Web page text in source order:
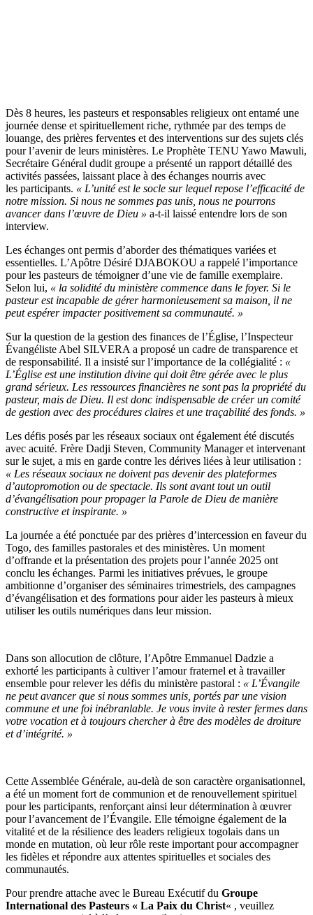
Dès 8 heures, les pasteurs et responsables religieux ont entamé une
journée dense et spirituellement riche, rythmée par des temps de
louange, des prières ferventes et des interventions sur des sujets clés
pour l’avenir de leurs ministères. Le Prophète TENU Yawo Mawuli,
Secrétaire Général dudit groupe a présenté un rapport détaillé des
activités passées, laissant place à des échanges nourris avec
les participants. « L’unité est le socle sur lequel repose l’efficacité de
notre mission. Si nous ne sommes pas unis, nous ne pourrons
avancer dans l’œuvre de Dieu » a-t-il laissé entendre lors de son
interview.
Les échanges ont permis d’aborder des thématiques variées et
essentielles. L’Apôtre Désiré DJABOKOU a rappelé l’importance
pour les pasteurs de témoigner d’une vie de famille exemplaire.
Selon lui, « la solidité du ministère commence dans le foyer. Si le
pasteur est incapable de gérer harmonieusement sa maison, il ne
peut espérer impacter positivement sa communauté. »
Sur la question de la gestion des finances de l’Église, l’Inspecteur
Évangéliste Abel SILVERA a proposé un cadre de transparence et
de responsabilité. Il a insisté sur l’importance de la collégialité : «
L’Église est une institution divine qui doit être gérée avec le plus
grand sérieux. Les ressources financières ne sont pas la propriété du
pasteur, mais de Dieu. Il est donc indispensable de créer un comité
de gestion avec des procédures claires et une traçabilité des fonds. »
Les défis posés par les réseaux sociaux ont également été discutés
avec acuité. Frère Dadji Steven, Community Manager et intervenant
sur le sujet, a mis en garde contre les dérives liées à leur utilisation :
« Les réseaux sociaux ne doivent pas devenir des plateformes
d’autopromotion ou de spectacle. Ils sont avant tout un outil
d’évangélisation pour propager la Parole de Dieu de manière
constructive et inspirante. »
La journée a été ponctuée par des prières d’intercession en faveur du
Togo, des familles pastorales et des ministères. Un moment
d’offrande et la présentation des projets pour l’année 2025 ont
conclu les échanges. Parmi les initiatives prévues, le groupe
ambitionne d’organiser des séminaires trimestriels, des campagnes
d’évangélisation et des formations pour aider les pasteurs à mieux
utiliser les outils numériques dans leur mission.
Dans son allocution de clôture, l’Apôtre Emmanuel Dadzie a
exhorté les participants à cultiver l’amour fraternel et à travailler
ensemble pour relever les défis du ministère pastoral : « L’Évangile
ne peut avancer que si nous sommes unis, portés par une vision
commune et une foi inébranlable. Je vous invite à rester fermes dans
votre vocation et à toujours chercher à être des modèles de droiture
et d’intégrité. »
Cette Assemblée Générale, au-delà de son caractère organisationnel,
a été un moment fort de communion et de renouvellement spirituel
pour les participants, renforçant ainsi leur détermination à œuvrer
pour l’avancement de l’Évangile. Elle témoigne également de la
vitalité et de la résilience des leaders religieux togolais dans un
monde en mutation, où leur rôle reste important pour accompagner
les fidèles et répondre aux attentes spirituelles et sociales des
communautés.
Pour prendre attache avec le Bureau Exécutif du Groupe
International des Pasteurs « La Paix du Christ« , veuillez